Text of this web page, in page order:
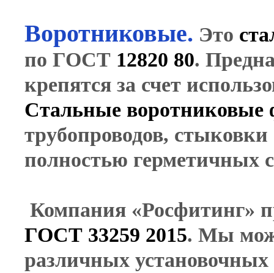
Воротниковые. Это
по ГОСТ 12820 80.
крепятся за счет
Стальные
трубопроводов,
полностью герметичных
Компания «Росфитинг»
ГОСТ 33259 2015. Мы
различных